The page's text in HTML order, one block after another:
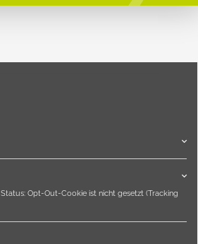
Status: Opt-Out-Cookie ist nicht gesetzt (Tracking